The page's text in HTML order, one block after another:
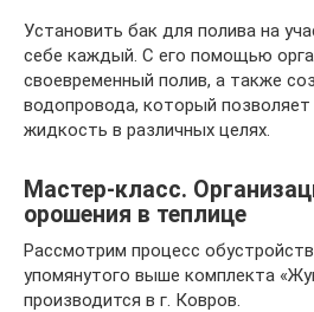
Установить бак для полива на
себе каждый. С его помощью
своевременный полив, а также
водопровода, который позволяет
жидкость в различных целях.
Мастер-класс.
орошения в теплице
Рассмотрим процесс
упомянутого выше комплекта
производится в г. Ковров.